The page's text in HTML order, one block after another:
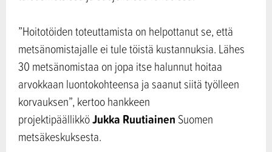
”Hoitotöiden toteuttamista on helpottanut se, että
metsänomistajalle ei tule töistä kustannuksia. Lähes
30 metsänomistaa on jopa itse halunnut hoitaa
arvokkaan luontokohteensa ja saanut siitä työlleen
korvauksen”, kertoo hankkeen
projektipäällikköJukka Ruutiainen Suomen
metsäkeskuksesta.​​​​